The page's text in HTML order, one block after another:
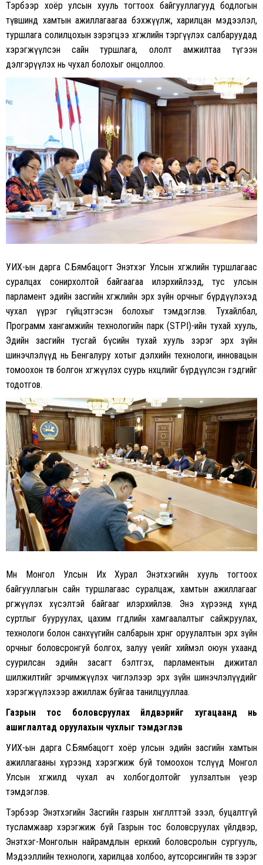
Тэрбээр хоёр улсын хууль тогтоох байгууллагууд бодлогын
түвшинд хамтын ажиллагаагаа бэхжүүлж, харилцан мэдээлэл,
туршлага солилцохын зэрэгцээ хөгжлийн тэргүүлэх салбаруудад
хэрэгжүүлсэн сайн туршлага, ололт амжилтаа түгээн
дэлгэрүүлэх нь чухал болохыг онцоллоо.
УИХ-ын дарга С.Бямбацогт Энэтхэг Улсын хөгжлийн туршлагаас
суралцах сонирхолтой байгаагаа илэрхийлээд, тус улсын
парламент эдийн засгийн хөгжлийн эрх зүйн орчныг бүрдүүлэхэд
чухал үүрэг гүйцэтгэсэн болохыг тэмдэглэв. Тухайлбал,
Программ хангамжийн технологийн парк (STPI)-ийн тухай хууль,
Эдийн засгийн тусгай бүсийн тухай хууль зэрэг эрх зүйн
шинэчлэлүүд нь Бенгалуру хотыг дэлхийн технологи, инновацын
томоохон төв болгон хөгжүүлэх суурь нөхцөлийг бүрдүүлсэн гэдгийг
тодотгов.
Мөн Монгол Улсын Их Хурал Энэтхэгийн хууль тогтоох
байгууллагын сайн туршлагаас суралцаж, хамтын ажиллагааг
өргөжүүлэх хүсэлтэй байгааг илэрхийлэв. Энэ хүрээнд хүнд
суртлыг бууруулах, цахим өгөгдлийн хамгаалалтыг сайжруулах,
технологи болон санхүүгийн салбарын хөрөнгө оруулалтын эрх зүйн
орчныг боловсронгуй болгох, залуу үеийг хиймэл оюун ухаанд
суурилсан эдийн засагт бэлтгэх, парламентын дижитал
шилжилтийг эрчимжүүлэх чиглэлээр эрх зүйн шинэчлэлүүдийг
хэрэгжүүлэхээр ажиллаж буйгаа танилцууллаа.
Газрын тос боловсруулах үйлдвэрийг хугацаанд нь
ашиглалтад оруулахын чухлыг тэмдэглэв
УИХ-ын дарга С.Бямбацогт хоёр улсын эдийн засгийн хамтын
ажиллагааны хүрээнд хэрэгжиж буй томоохон төслүүд Монгол
Улсын хөгжилд чухал ач холбогдолтойг уулзалтын үеэр
тэмдэглэв.
Тэрбээр Энэтхэгийн Засгийн газрын хөнгөлөлттэй зээл, буцалтгүй
тусламжаар хэрэгжиж буй Газрын тос боловсруулах үйлдвэр,
Энэтхэг-Монголын найрамдлын ерөнхий боловсролын сургууль,
Мэдээллийн технологи, харилцаа холбоо, аутсорсингийн төв зэрэг